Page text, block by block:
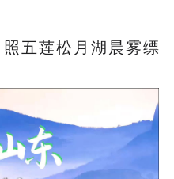
五莲松月湖晨雾缥